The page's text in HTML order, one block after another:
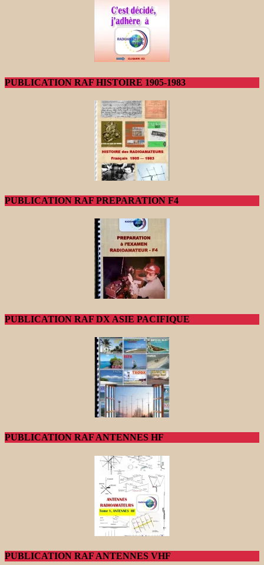
PUBLICATION RAF HISTOIRE 1905-1983
PUBLICATION RAF PREPARATION F4
PUBLICATION RAF DX ASIE PACIFIQUE
PUBLICATION RAF ANTENNES HF
PUBLICATION RAF ANTENNES VHF